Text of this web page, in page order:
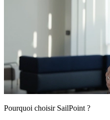
Pourquoi choisir SailPoint ?